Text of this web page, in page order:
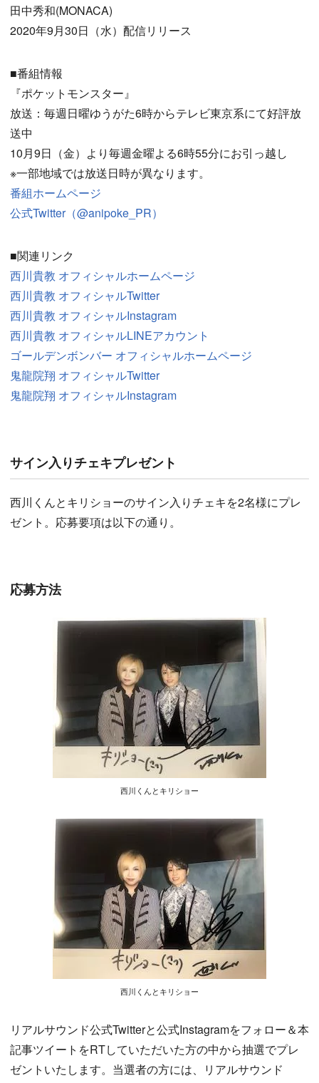
田中秀和(MONACA)
2020年9月30日（水）配信リリース
■番組情報
『ポケットモンスター』
放送：毎週日曜ゆうがた6時からテレビ東京系にて好評放
送中
10月9日（金）より毎週金曜よる6時55分にお引っ越し
※一部地域では放送日時が異なります。
番組ホームページ
公式Twitter（@anipoke_PR）
■関連リンク
西川貴教 オフィシャルホームページ
西川貴教 オフィシャルTwitter
西川貴教 オフィシャルInstagram
西川貴教 オフィシャルLINEアカウント
ゴールデンボンバー オフィシャルホームページ
鬼龍院翔 オフィシャルTwitter
鬼龍院翔 オフィシャルInstagram
サイン入りチェキプレゼント
西川くんとキリショーのサイン入りチェキを2名様にプレ
ゼント。応募要項は以下の通り。
応募方法
西川くんとキリショー
西川くんとキリショー
リアルサウンド公式Twitterと公式Instagramをフォロー＆本
記事ツイートをRTしていただいた方の中から抽選でプレ
ゼントいたします。当選者の方には、リアルサウンド